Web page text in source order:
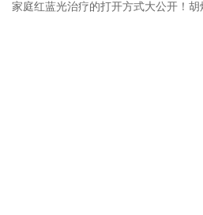
家庭红蓝光治疗的打开方式大公开！胡